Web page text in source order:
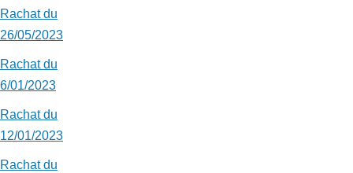
Rachat du
26/05/2023
Rachat du
6/01/2023
Rachat du
12/01/2023
Rachat du